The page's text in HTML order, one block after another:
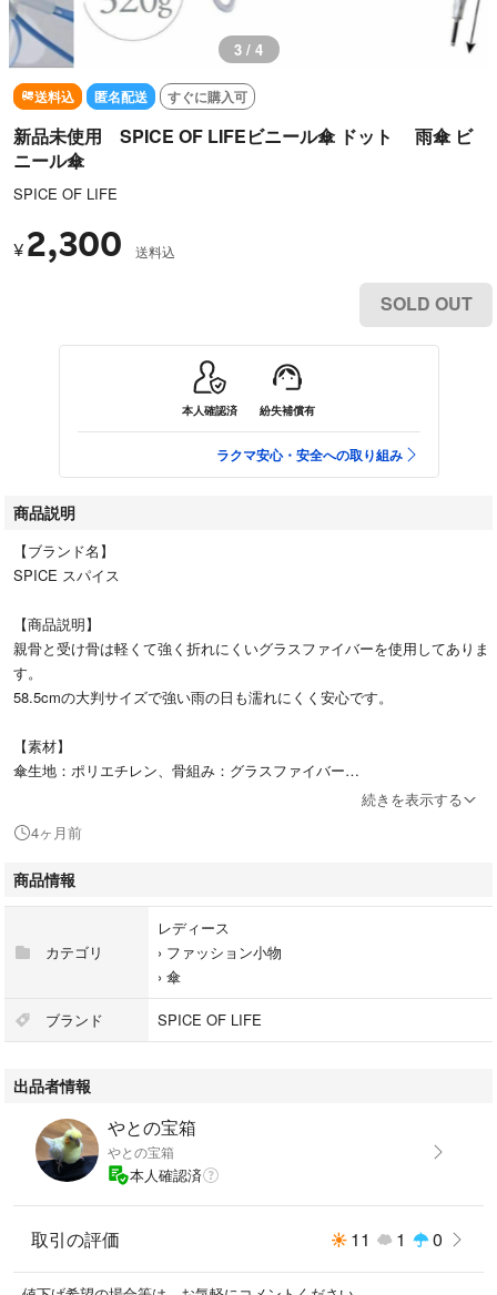
3 / 4
送料込 匿名配送 すぐに購入可
新品未使用 SPICE OF LIFEビニール傘 ドット 雨傘 ビ
ニール傘
SPICE OF LIFE
¥ 2,300 送料込
SOLD OUT
本人確認済 紛失補償有
ラクマ安心・安全への取り組み
商品説明
【ブランド名】
SPICE スパイス
【商品説明】
親骨と受け骨は軽くて強く折れにくいグラスファイバーを使用してありま
す。
58.5cmの大判サイズで強い雨の日も濡れにくく安心です。
【素材】
傘生地：ポリエチレン、骨組み：グラスファイバー
[親骨の長さ]約58.5cm、[直径]約100cm、[全長]約82cm
※サイズは当店平置き実寸サイズです。実際のサイズと多少の誤差が生じ
【重量】
続きを表示する
4ヶ月前
商品情報
カテゴリ
レディース
› ファッション小物
› 傘
ブランド SPICE OF LIFE
出品者情報
やとの宝箱
やとの宝箱
本人確認済
取引の評価 11 1 0